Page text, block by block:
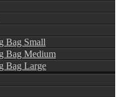
Bag Small
Bag Medium
Bag Large